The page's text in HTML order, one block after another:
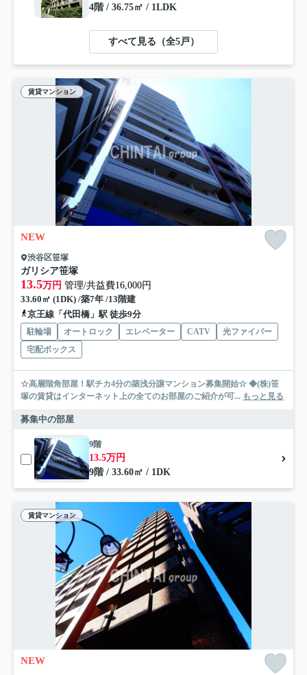
4階 / 36.75㎡ / 1LDK
すべて見る（全5戸）
賃貸マンション
NEW
渋谷区笹塚
ガリシア笹塚
13.5万円 管理/共益費16,000円
33.60㎡ (1DK) /築7年 /13階建
京王線「代田橋」駅 徒歩9分
駐輪場 オートロック エレベーター CATV
光ファイバー
宅配ボックス
☆高層階角部屋！駅チカ4分の築浅分譲マンション募集開始☆ ◆(株)笹
塚の賃貸はインターネット上の全てのお部屋のご紹介が可... もっと見る
募集中の部屋
9階
13.5万円
9階 / 33.60㎡ / 1DK
賃貸マンション
NEW